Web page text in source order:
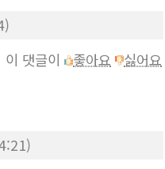
이 댓글이
좋아요
싫어요